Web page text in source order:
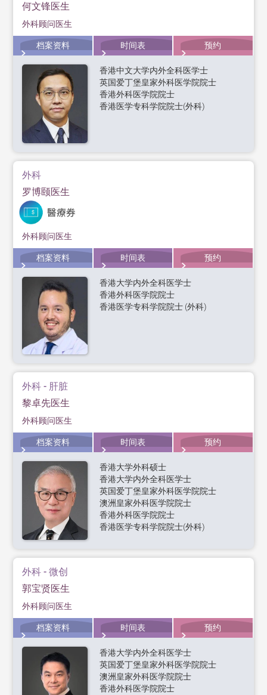
何文锋医生
外科顾问医生
档案资料 时间表 预约
香港中文大学内外全科医学士
英国爱丁堡皇家外科医学院院士
香港外科医学院院士
香港医学专科学院院士(外科)
外科
罗博颐医生
外科顾问医生
档案资料 时间表 预约
香港大学内外全科医学士
香港外科医学院院士
香港医学专科学院院士 (外科)
外科 - 肝脏
黎卓先医生
外科顾问医生
档案资料 时间表 预约
香港大学外科硕士
香港大学内外全科医学士
英国爱丁堡皇家外科医学院院士
澳洲皇家外科医学院院士
香港外科医学院院士
香港医学专科学院院士(外科)
外科 - 微创
郭宝贤医生
外科顾问医生
档案资料 时间表 预约
香港大学内外全科医学士
英国爱丁堡皇家外科医学院院士
澳洲皇家外科医学院院士
香港外科医学院院士